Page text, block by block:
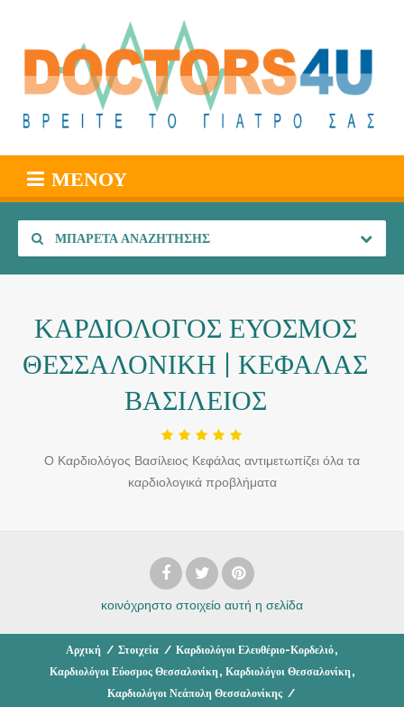
ΜΕΝΟΎ
ΜΠΑΡΈΤΑ ΑΝΑΖΉΤΗΣΗΣ
ΚΑΡΔΙΟΛΟΓΟΣ ΕΥΟΣΜΟΣ
ΘΕΣΣΑΛΟΝΙΚΗ | ΚΕΦΑΛΑΣ
ΒΑΣΙΛΕΙΟΣ
Ο Καρδιολόγος Βασίλειος Κεφάλας αντιμετωπίζει όλα τα
καρδιολογικά προβλήματα
κοινόχρηστο στοιχείο αυτή η σελίδα
Αρχική / Στοιχεία / Καρδιολόγοι Ελευθέριο-Κορδελιό,
Καρδιολόγοι Εύοσμος Θεσσαλονίκη , Καρδιολόγοι Θεσσαλονίκη ,
Καρδιολόγοι Νεάπολη Θεσσαλονίκης /